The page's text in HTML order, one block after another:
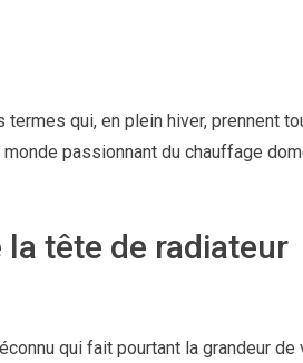
termes qui, en plein hiver, prennent
passionnant du chauffage
tête de radiateur
qui fait pourtant la grandeur